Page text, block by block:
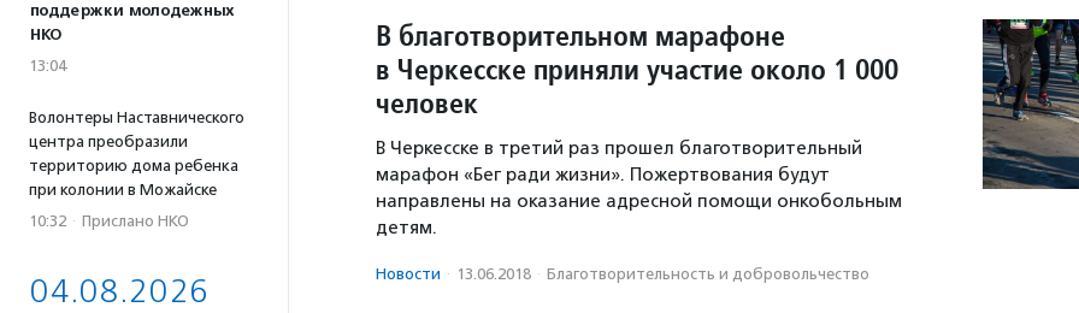
поддержки молодежных
НКО
13:04
Волонтеры Наставнического
центра преобразили
территорию дома ребенка
при колонии в Можайске
10:32 · Прислано НКО
04.08.2026
В благотворительном марафоне
в Черкесске приняли участие около 1 000
человек
В Черкесске в третий раз прошел благотворительный
марафон «Бег ради жизни». Пожертвования будут
направлены на оказание адресной помощи онкобольным
детям.
Новости · 13.06.2018 · Благотвори­тель­ность и доброволь­чест­во